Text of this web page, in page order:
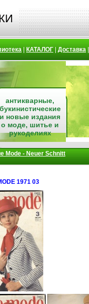
КАТАЛОГ Доставка
антикварные,
букинистические
и новые издания
о моде, шитье и
рукоделиях
Mode - Neuer Schnitt
1971 03